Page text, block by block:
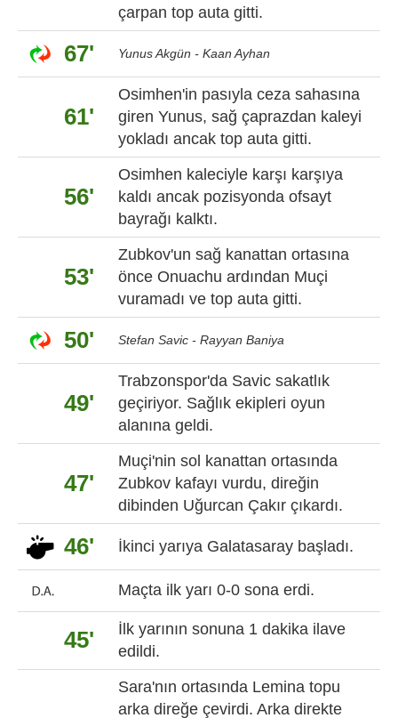
çarpan top auta gitti.
67' Yunus Akgün - Kaan Ayhan
61'
Osimhen'in pasıyla ceza sahasına
giren Yunus, sağ çaprazdan kaleyi
yokladı ancak top auta gitti.
56'
Osimhen kaleciyle karşı karşıya
kaldı ancak pozisyonda ofsayt
bayrağı kalktı.
53'
Zubkov'un sağ kanattan ortasına
önce Onuachu ardından Muçi
vuramadı ve top auta gitti.
50' Stefan Savic - Rayyan Baniya
49'
Trabzonspor'da Savic sakatlık
geçiriyor. Sağlık ekipleri oyun
alanına geldi.
47'
Muçi'nin sol kanattan ortasında
Zubkov kafayı vurdu, direğin
dibinden Uğurcan Çakır çıkardı.
46' İkinci yarıya Galatasaray başladı.
Maçta ilk yarı 0-0 sona erdi.
45'
İlk yarının sonuna 1 dakika ilave
edildi.
Sara'nın ortasında Lemina topu
arka direğe çevirdi. Arka direkte